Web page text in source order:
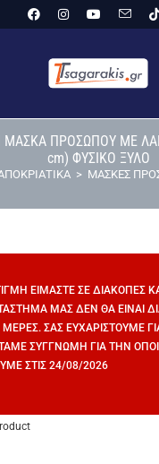
ΜΑΣΚΑ ΠΡΟΣΩΠΟΥ ΜΕ
cm) ΦΥΣΙΚΟ ΞΥΛΟ
> ΜΑΣΚΕΣ
ΕΊΜΑΣΤΕ ΣΕ ΔΙΑΚΟΠΈΣ
ΜΑΣ ΔΕΝ ΘΑ ΕΊΝΑΙ
ΣΑΣ ΕΥΧΑΡΙΣΤΟΎΜΕ
ΣΥΓΓΝΏΜΗ ΓΙΑ ΤΗΝ
ΣΤΙΣ 24/08/2026